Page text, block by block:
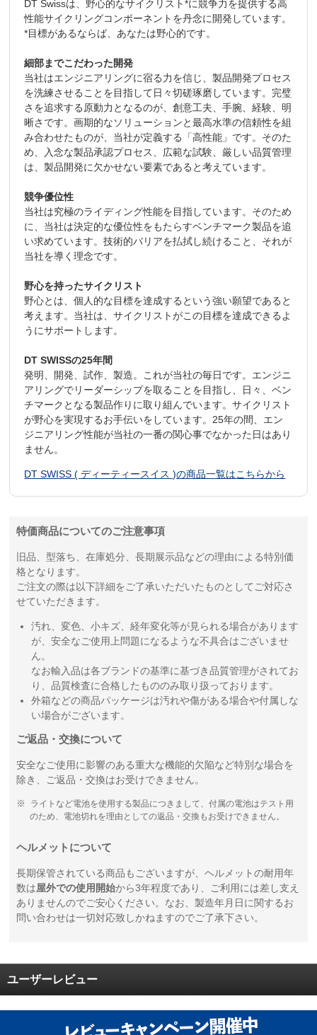
DT Swissは、野心的なサイクリスト*に競争力を提供する高
性能サイクリングコンポーネントを丹念に開発しています。
*目標があるならば、あなたは野心的です。
細部までこだわった開発
当社はエンジニアリングに宿る力を信じ、製品開発プロセス
を洗練させることを目指して日々切磋琢磨しています。完璧
さを追求する原動力となるのが、創意工夫、手腕、経験、明
晰さです。画期的なソリューションと最高水準の信頼性を組
み合わせたものが、当社が定義する「高性能」です。そのた
め、入念な製品承認プロセス、広範な試験、厳しい品質管理
は、製品開発に欠かせない要素であると考えています。
競争優位性
当社は究極のライディング性能を目指しています。そのため
に、当社は決定的な優位性をもたらすベンチマーク製品を追
い求めています。技術的バリアを払拭し続けること、それが
当社を導く理念です。
野心を持ったサイクリスト
野心とは、個人的な目標を達成するという強い願望であると
考えます。当社は、サイクリストがこの目標を達成できるよ
うにサポートします。
DT SWISSの25年間
発明、開発、試作、製造。これが当社の毎日です。エンジニ
アリングでリーダーシップを取ることを目指し、日々、ベン
チマークとなる製品作りに取り組んでいます。サイクリスト
が野心を実現するお手伝いをしています。25年の間、エン
ジニアリング性能が当社の一番の関心事でなかった日はあり
ません。
DT SWISS ( ディーティースイス )の商品一覧はこちらから
特価商品についてのご注意事項
旧品、型落ち、在庫処分、長期展示品などの理由による特別価
格となります。
ご注文の際は以下詳細をご了承いただいたものとしてご対応さ
せていただきます。
汚れ、変色、小キズ、経年変化等が見られる場合があります
が、安全なご使用上問題になるような不具合はございませ
ん。
なお輸入品は各ブランドの基準に基づき品質管理がされてお
り、品質検査に合格したもののみ取り扱っております。
外箱などの商品パッケージは汚れや傷がある場合や付属しな
い場合がございます。
ご返品・交換について
安全なご使用に影響のある重大な機能的欠陥など特別な場合を
除き、ご返品・交換はお受けできません。
ライトなど電池を使用する製品につきまして、付属の電池はテスト用
のため、電池切れを理由としての返品・交換もお受けできません。
ヘルメットについて
長期保管されている商品もございますが、ヘルメットの耐用年
数は屋外での使用開始から3年程度であり、ご利用には差し支え
ありませんのでご安心ください。なお、製造年月日に関するお
問い合わせは一切対応致しかねますのでご了承下さい。
ユーザーレビュー